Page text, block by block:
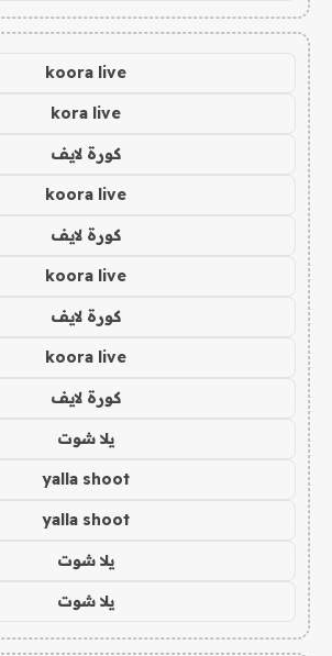
koora live
kora live
كورة لايف
koora live
كورة لايف
koora live
كورة لايف
koora live
كورة لايف
يلا شوت
yalla shoot
yalla shoot
يلا شوت
يلا شوت